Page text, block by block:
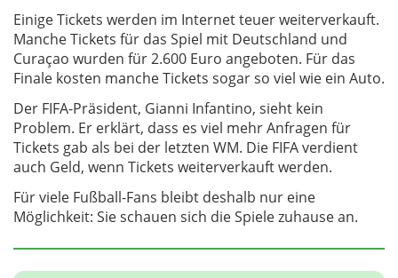
Einige Tickets werden im Internet teuer weiterverkauft.
Manche Tickets für das Spiel mit Deutschland und
Curaçao wurden für 2.600 Euro angeboten. Für das
Finale kosten manche Tickets sogar so viel wie ein Auto.
Der FIFA-Präsident, Gianni Infantino, sieht kein
Problem. Er erklärt, dass es viel mehr Anfragen für
Tickets gab als bei der letzten WM. Die FIFA verdient
auch Geld, wenn Tickets weiterverkauft werden.
Für viele Fußball-Fans bleibt deshalb nur eine
Möglichkeit: Sie schauen sich die Spiele zuhause an.